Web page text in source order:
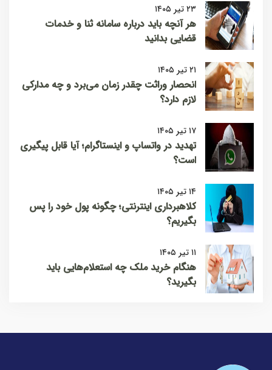
۲۳ تیر ۱۴۰۵
هر آنچه باید درباره سامانه ثنا و خدمات
قضایی بدانید
۲۱ تیر ۱۴۰۵
انحصار وراثت چقدر زمان می‌برد و چه مدارکی
لازم دارد؟
۱۷ تیر ۱۴۰۵
تهدید در واتساپ و اینستاگرام؛ آیا قابل پیگیری
است؟
۱۴ تیر ۱۴۰۵
کلاهبرداری اینترنتی؛ چگونه پول خود را پس
بگیریم؟
۱۱ تیر ۱۴۰۵
هنگام خرید ملک چه استعلام‌هایی باید
بگیرید؟